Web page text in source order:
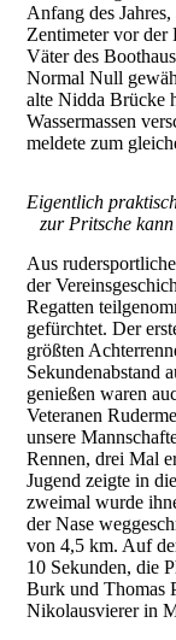
Anfang des
Zentimeter vor der
Väter des
Normal Null
alte Nidda Brücke
Wassermassen
meldete zum
Eigentlich
zur Pritsche
Aus
der
Regatten
gefürchtet. Der
größten
Sekundenabstand
genießen waren
Veteranen
unsere
Rennen, drei Mal
Jugend zeigte in
zweimal wurde
der Nase
von 4,5 km. Auf
10 Sekunden, die
Burk und Thomas
Nikolausvierer in